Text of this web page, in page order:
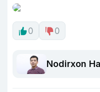
0 0
Nodirxon